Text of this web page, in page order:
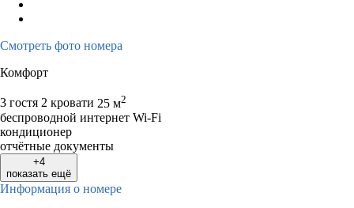
Смотреть фото номера
Комфорт
3 гостя 2 кровати 25 м2
беспроводной интернет Wi-Fi
кондиционер
отчётные документы
+4
показать ещё
Информация о номере